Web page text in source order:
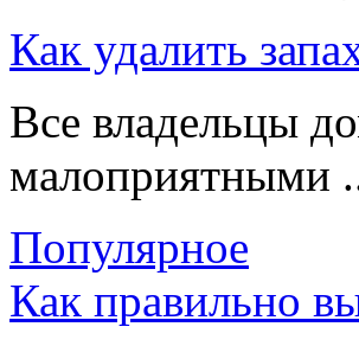
Как удалить
Все владельцы
малоприятными
Популярное
Как правильно